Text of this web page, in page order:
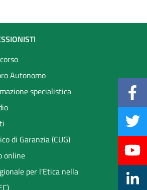
Autonomo
specialistica
di Garanzia (CUG)
online
per l'Etica nella